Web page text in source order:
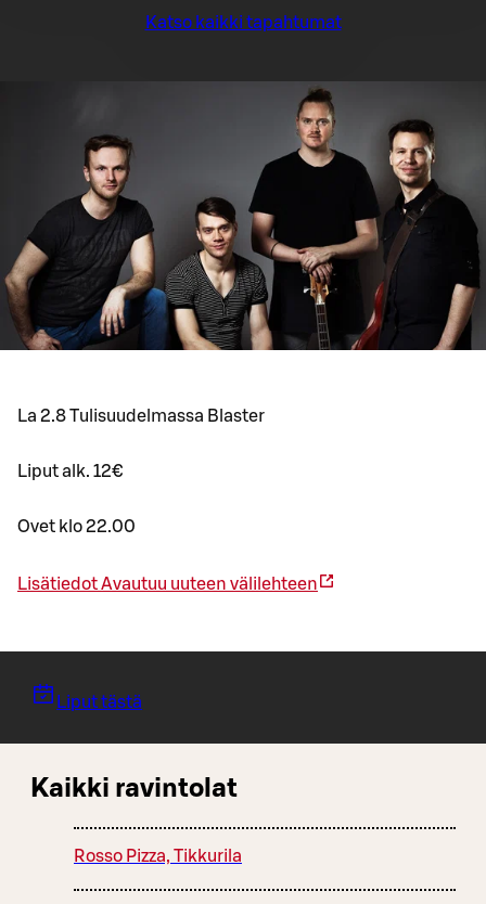
Katso kaikki tapahtumat
La 2.8 Tulisuudelmassa Blaster
Liput alk. 12€
Ovet klo 22.00
LisätiedotAvautuu uuteen välilehteen
Liput tästä
Kaikki ravintolat
Rosso Pizza, Tikkurila